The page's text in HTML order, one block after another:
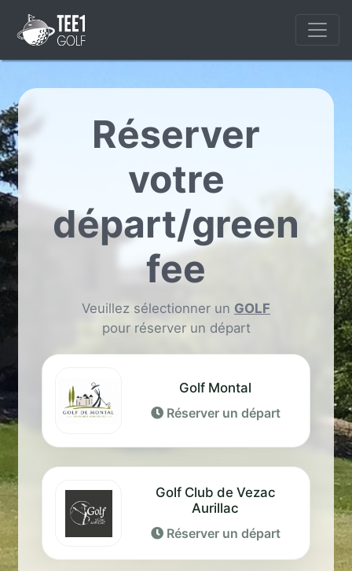
Réserver
votre
départ/green
fee
Veuillez sélectionner un GOLF
pour réserver un départ
Golf Montal
Réserver un départ
Golf Club de Vezac
Aurillac
Réserver un départ